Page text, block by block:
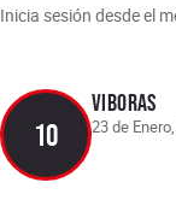
Inicia sesión desde el
10
Viboras
23 de